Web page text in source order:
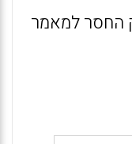
החסר למאמר